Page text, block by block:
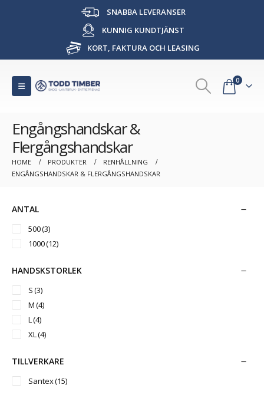
SNABBA LEVERANSER
KUNNIG KUNDTJÄNST
KORT, FAKTURA OCH LEASING
0
Engångshandskar &
Flergångshandskar
HOME PRODUKTER
RENHÅLLNING
ENGÅNGSHANDSKAR & FLERGÅNGSHANDSKAR
ANTAL
500(3)
1000(12)
HANDSKSTORLEK
S(3)
M(4)
L(4)
XL(4)
TILLVERKARE
Santex(15)